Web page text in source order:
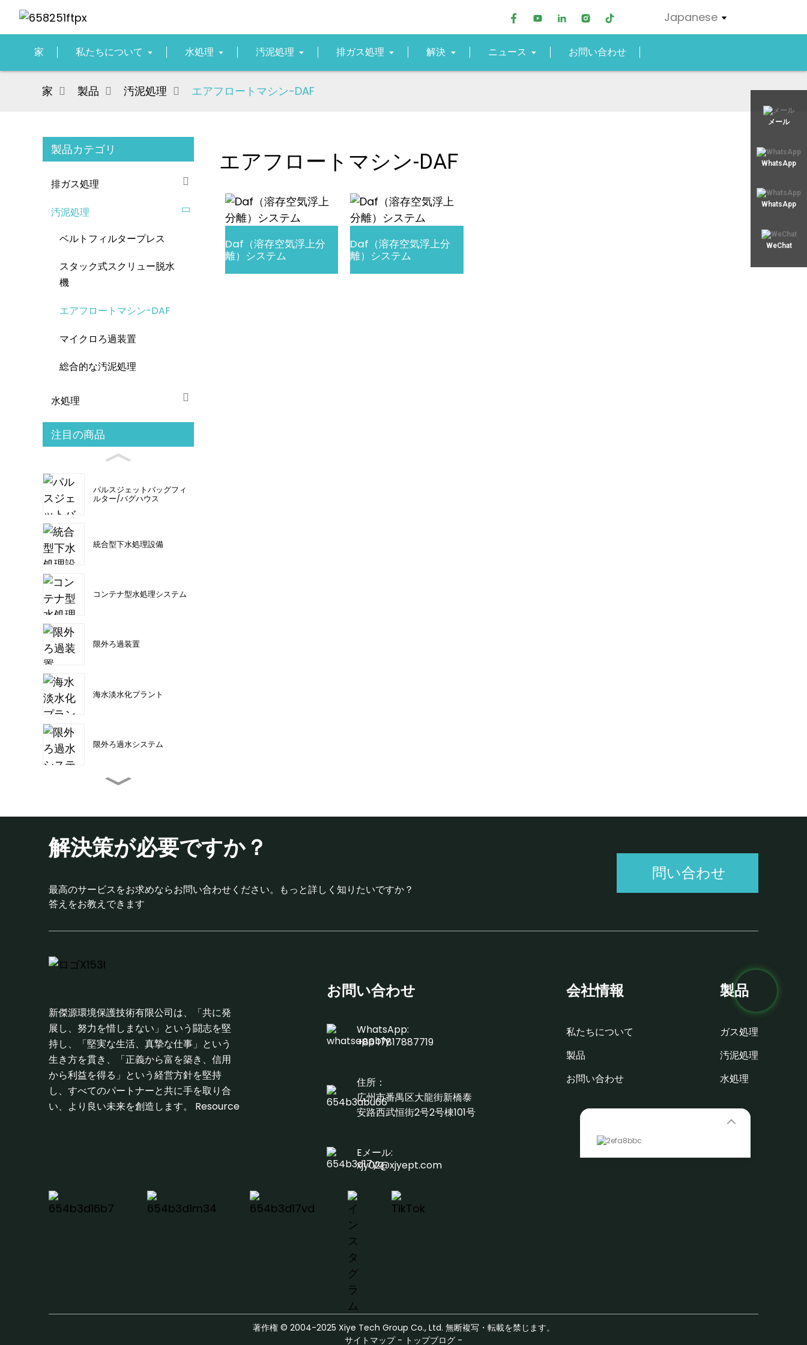
Japanese
家 私たちについて 水処理 汚泥処理 排ガス処理 解決 ニュース お問い合わせ
メール
xjy02@xjyept.com
WhatsApp
+8617817887719
WhatsApp
WeChat
家 製品 汚泥処理 エアフロートマシン-DAF
製品カテゴリ
排ガス処理
汚泥処理
ベルトフィルタープレス
スタック式スクリュー脱水
機
エアフロートマシン-DAF
マイクロろ過装置
総合的な汚泥処理
水処理
注目の商品
パルスジェットバッグフィ
ルター/バグハウス
統合型下水処理設備
コンテナ型水処理システム
限外ろ過装置
海水淡水化プラント
限外ろ過水システム
ボックス型逆浸透膜浄水器
コンテナ型水処理プラント
エアフロートマシン-DAF
Daf（溶存空気浮上分
離）システム
Daf（溶存空気浮上分
離）システム
解決策が必要ですか？
最高のサービスをお求めならお問い合わせください。もっと詳しく知りたいですか？
答えをお教えできます
問い合わせ
新傑源環境保護技術有限公司は、「共に発
展し、努力を惜しまない」という闘志を堅
持し、「堅実な生活、真摯な仕事」という
生き方を貫き、「正義から富を築き、信用
から利益を得る」という経営方針を堅持
し、すべてのパートナーと共に手を取り合
い、より良い未来を創造します。 Resource
お問い合わせ
WhatsApp:
+86 17817887719
住所：
広州市番禺区大龍街新橋泰
安路西武恒街2号2号棟101号
Eメール:
xjy02@xjyept.com
会社情報
私たちについて
製品
お問い合わせ
製品
ガス処理
汚泥処理
水処理
著作権 © 2004-2025 Xiye Tech Group Co., Ltd. 無断複写・転載を禁じます。
サイトマップ- トップブログ -